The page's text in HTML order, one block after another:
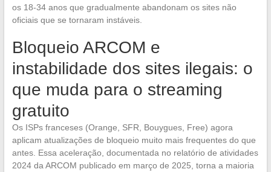
os 18-34 anos que gradualmente abandonam os sites não
oficiais que se tornaram instáveis.
Bloqueio ARCOM e
instabilidade dos sites ilegais: o
que muda para o streaming
gratuito
Os ISPs franceses (Orange, SFR, Bouygues, Free) agora
aplicam atualizações de bloqueio muito mais frequentes do que
antes. Essa aceleração, documentada no relatório de atividades
2024 da ARCOM publicado em março de 2025, torna a maioria